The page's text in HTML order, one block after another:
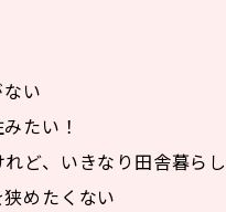
い
たい！
ど、いきなり田舎暮ら
めたくない